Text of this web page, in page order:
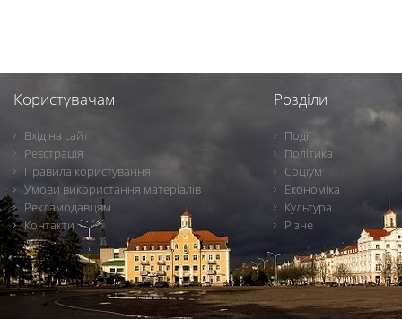
Користувачам
Вхід на сайт
Реєстрація
Правила користування
Умови використання матеріалів
Рекламодавцям
Контакти
Розділи
Події
Політика
Соціум
Економіка
Культура
Різне